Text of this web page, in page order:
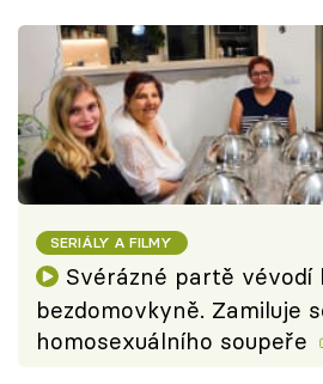
SERIÁLY A FILMY
Svérázné partě vévodí
bezdomovkyně. Zamiluje
homosexuálního soupeře